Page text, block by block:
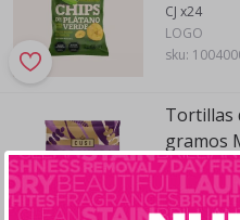
CJ x24
LOGO
sku:
Tortillas
gramos
CJ x10
CUSI
sku: